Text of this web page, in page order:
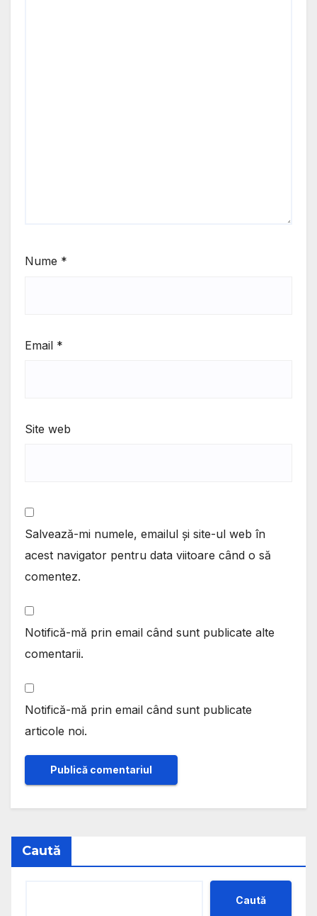
Nume *
Email *
Site web
Salvează-mi numele, emailul și site-ul web în
acest navigator pentru data viitoare când o să
comentez.
Notifică-mă prin email când sunt publicate alte
comentarii.
Notifică-mă prin email când sunt publicate
articole noi.
Caută
Caută